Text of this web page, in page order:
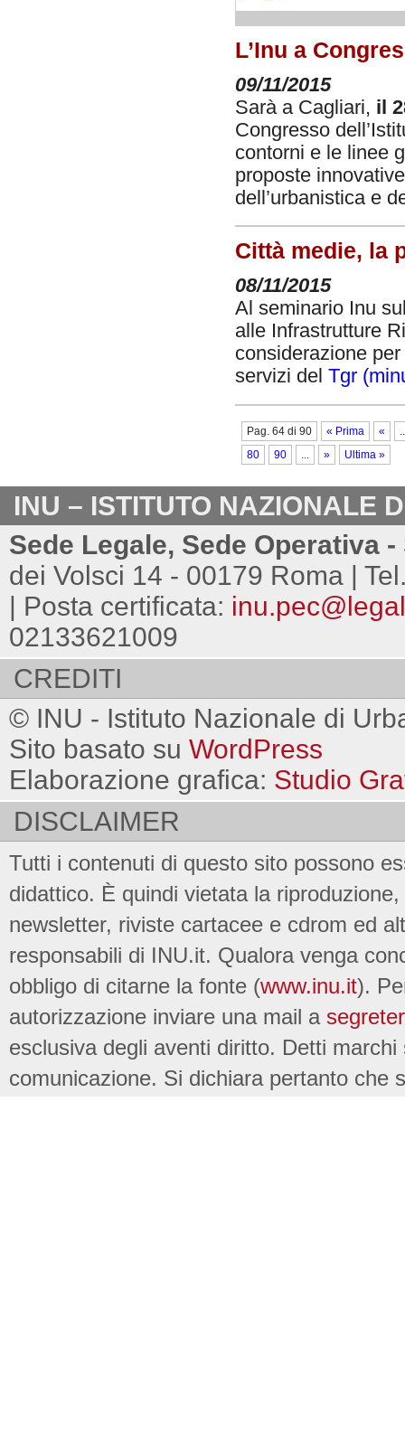
L’Inu a
09/11/2015
Sarà a Cagliari, il
Congresso
contorni e le linee
proposte
dell’urbanistica e
Città medie, la
08/11/2015
Al seminario Inu
alle Infrastrutture
considerazione
servizi del Tgr
Pag. 64 di 90 « Prima «
80
90 » Ultima »
INU – ISTITUTO NAZIONALE
Sede Legale, Sede Operativa
dei Volsci 14 - 00179 Roma |
| Posta certificata:
02133621009
CREDITI
© INU - Istituto Nazionale di
Sito basato su WordPress
Elaborazione grafica: Studio
DISCLAIMER
Tutti i contenuti di questo sito possono
didattico. È quindi vietata la
newsletter, riviste cartacee e cdrom ed
responsabili di INU.it. Qualora venga
obbligo di citarne la fonte (www.inu.it).
autorizzazione inviare una mail a
esclusiva degli aventi diritto. Detti
comunicazione. Si dichiara pertanto che